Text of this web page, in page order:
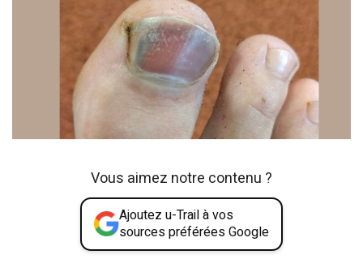
Vous aimez notre contenu ?
Ajoutez u-Trail à vos
sources préférées Google